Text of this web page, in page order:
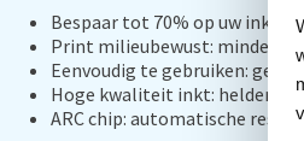
Bespaar tot 70% op uw
Print milieubewust: minder
Eenvoudig te gebruiken: geen
Hoge kwaliteit inkt: heldere
ARC chip: automatische reset